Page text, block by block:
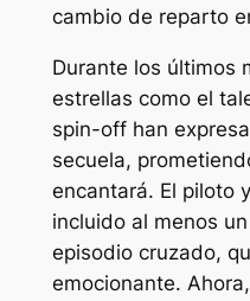
cambio de reparto
Durante los últimos
estrellas como el
spin-off han
secuela,
encantará. El piloto
incluido al menos
episodio cruzado,
emocionante.